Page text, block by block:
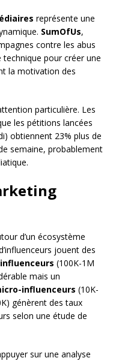
représente une
SumOfUs,
contre les abus
pour créer une
la motivation des
particulière. Les
les pétitions lancées
obtiennent 23% plus de
semaine, probablement
d’un écosystème
jouent des
(100K-1M
mais un
influenceurs (10K-
génèrent des taux
selon une étude de
sur une analyse